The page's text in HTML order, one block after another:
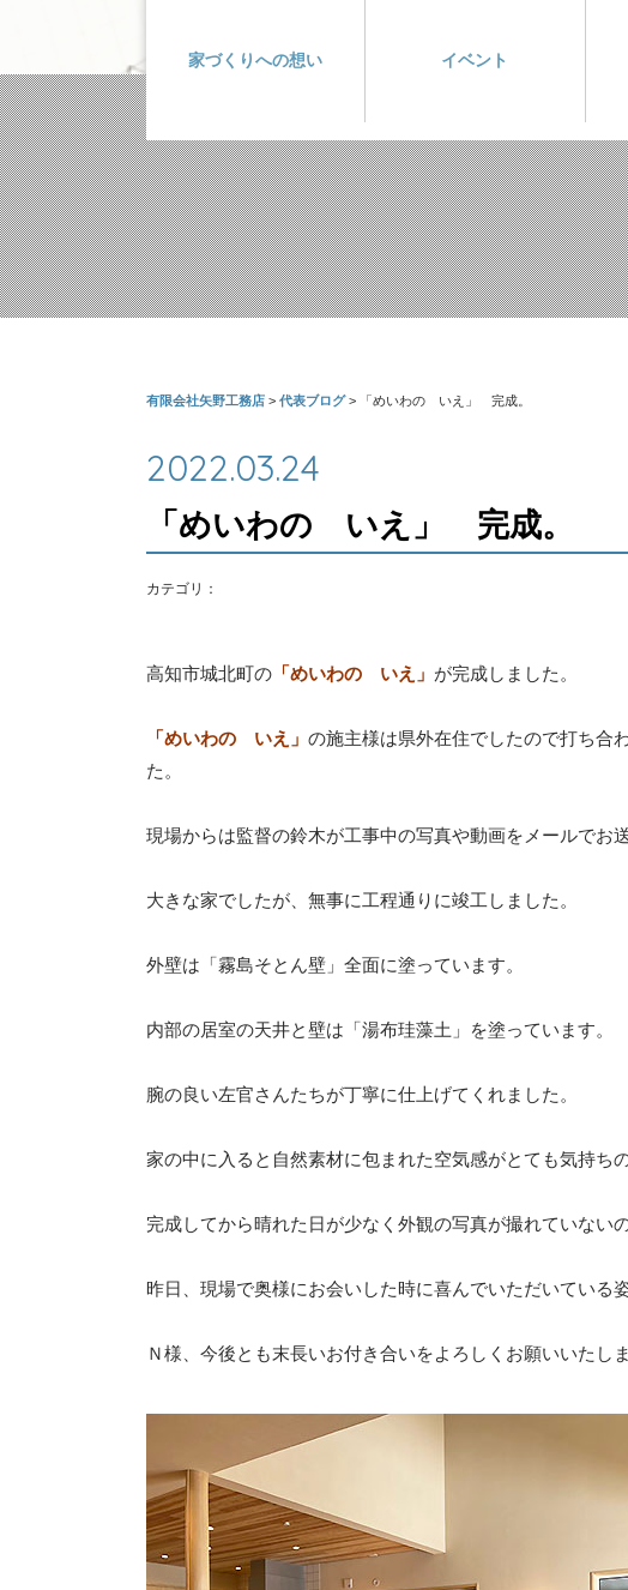
家づくりへの想い イベント
有限会社矢野工務店 > 代表ブログ> 「めいわの いえ」 完成。
2022.03.24
「めいわの いえ」 完成。
カテゴリ：
高知市城北町の 「めいわの いえ」 が完成しました。
「めいわの いえ」 の施主様は県外在住でしたので打ち合
た。
現場からは監督の鈴木が工事中の写真や動画をメールでお
大きな家でしたが、無事に工程通りに竣工しました。
外壁は「霧島そとん壁」全面に塗っています。
内部の居室の天井と壁は「湯布珪藻土」を塗っています。
腕の良い左官さんたちが丁寧に仕上げてくれました。
家の中に入ると自然素材に包まれた空気感がとても気持ち
完成してから晴れた日が少なく外観の写真が撮れていない
昨日、現場で奥様にお会いした時に喜んでいただいている
Ｎ様、今後とも末長いお付き合いをよろしくお願いいたしま